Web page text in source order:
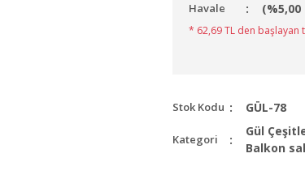
Havale
* 62,69 TL den başlayan
Stok Kodu GÜL-78
Kategori
Gül
Balkon